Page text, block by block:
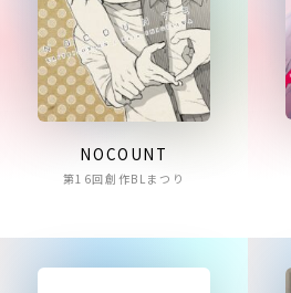
NOCOUNT
第16回創作BLまつり